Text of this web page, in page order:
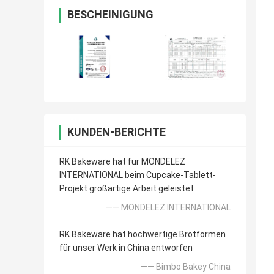
BESCHEINIGUNG
KUNDEN-BERICHTE
RK Bakeware hat für MONDELEZ
INTERNATIONAL beim Cupcake-Tablett-
Projekt großartige Arbeit geleistet
—— MONDELEZ INTERNATIONAL
RK Bakeware hat hochwertige Brotformen
für unser Werk in China entworfen
—— Bimbo Bakey China